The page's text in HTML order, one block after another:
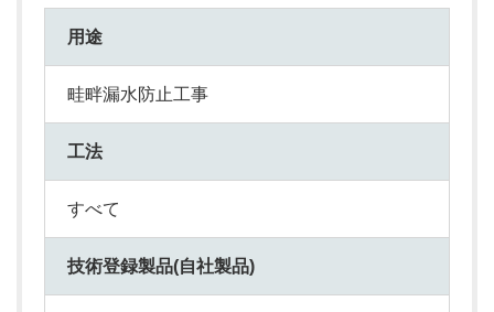
用途
畦畔漏水防止工事
工法
すべて
技術登録製品(自社製品)